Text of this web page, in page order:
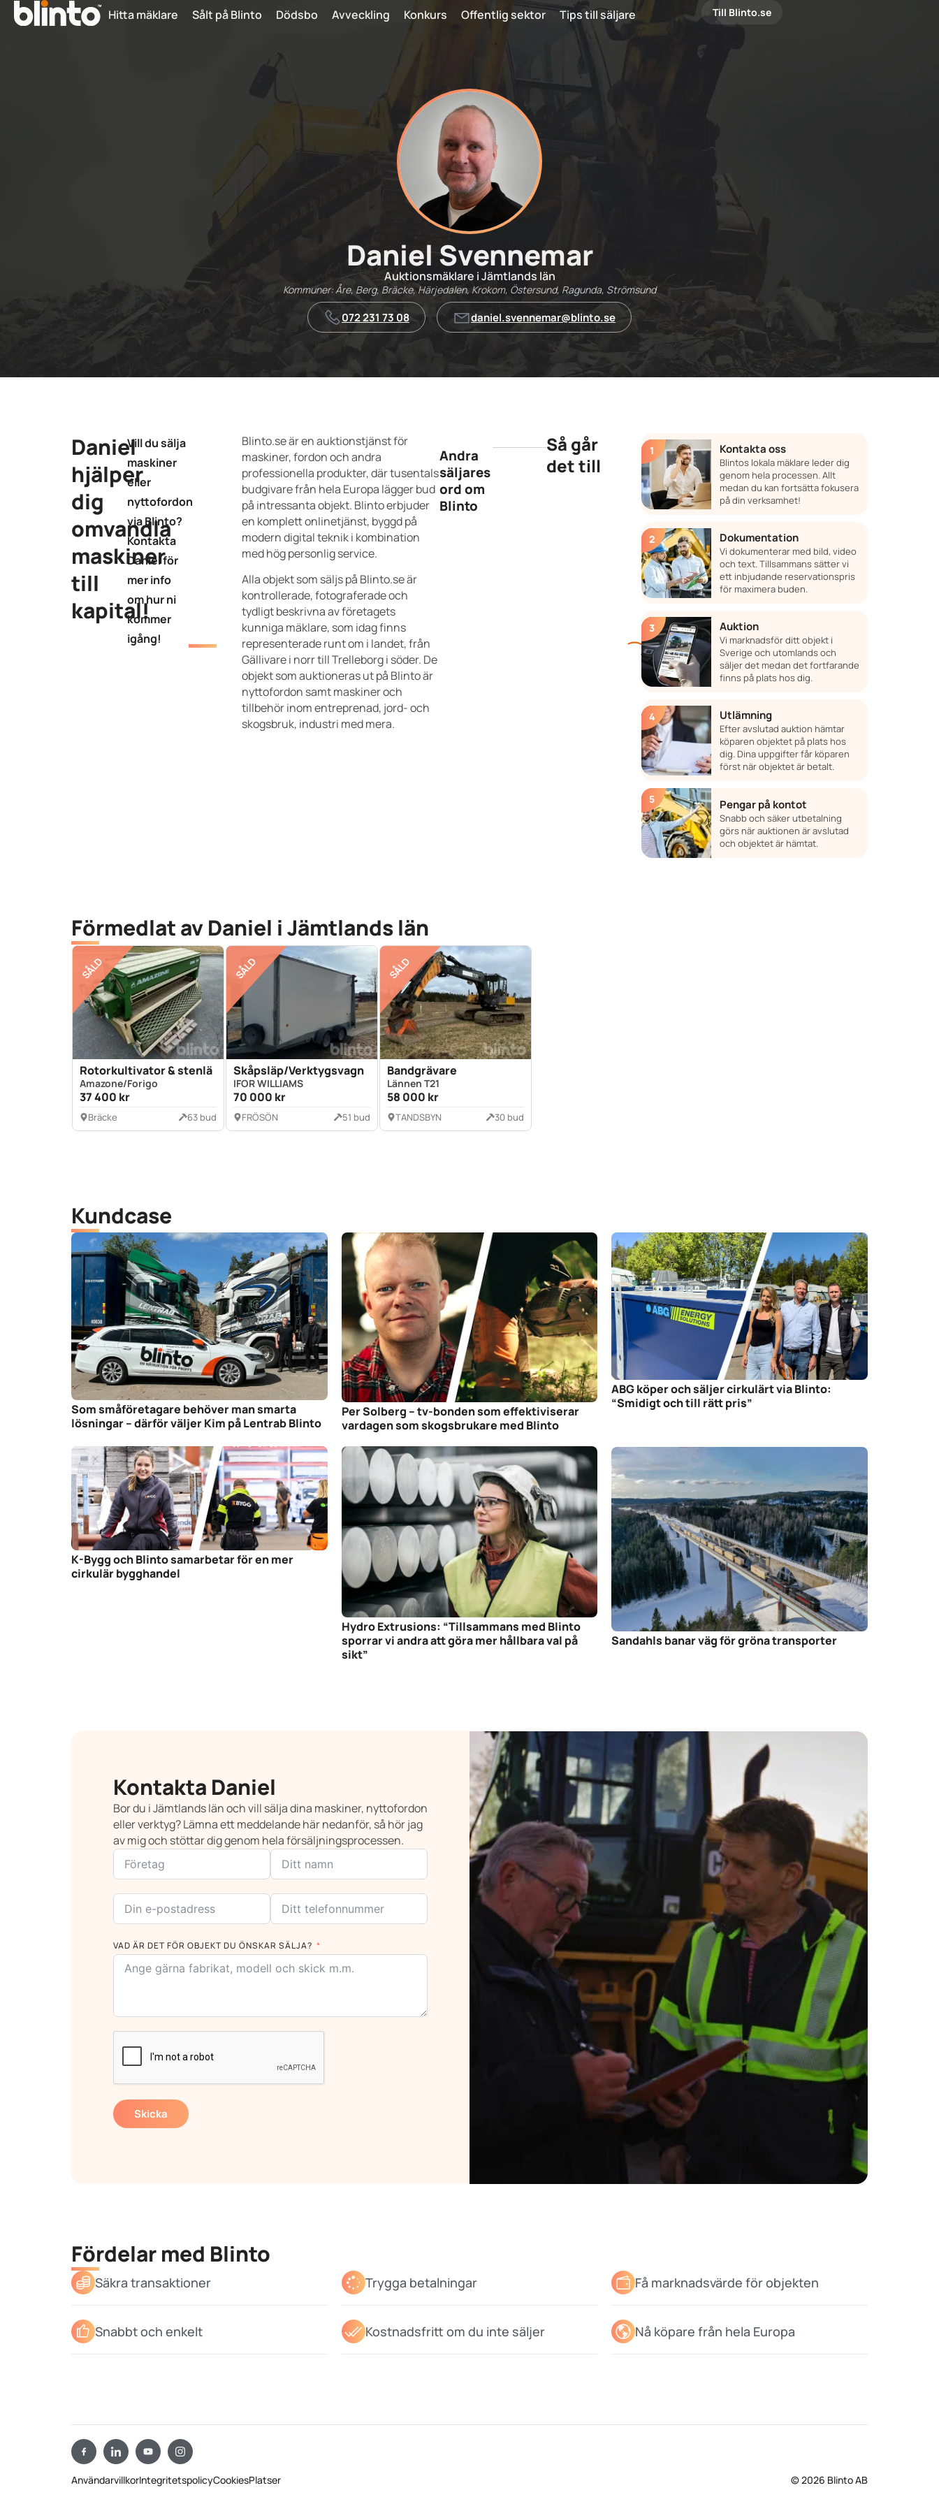
Hitta mäklare Sålt på Blinto Dödsbo Avveckling Konkurs Offentlig sektor Tips till säljare Till Blinto.se
Daniel Svennemar
Auktionsmäklare i Jämtlands län
Kommuner: Åre, Berg, Bräcke, Härjedalen, Krokom, Östersund, Ragunda, Strömsund
072 231 73 08 daniel.svennemar@blinto.se
Daniel
hjälper
dig
omvandla
maskiner
till
kapital!
Vill du sälja
maskiner
eller
nyttofordon
via Blinto?
Kontakta
Daniel för
mer info
om hur ni
kommer
igång!
Blinto.se är en auktionstjänst för
maskiner, fordon och andra
professionella produkter, där tusentals
budgivare från hela Europa lägger bud
på intressanta objekt. Blinto erbjuder
en komplett onlinetjänst, byggd på
modern digital teknik i kombination
med hög personlig service.
Alla objekt som säljs på Blinto.se är
kontrollerade, fotograferade och
tydligt beskrivna av företagets
kunniga mäklare, som idag finns
representerade runt om i landet, från
Gällivare i norr till Trelleborg i söder. De
objekt som auktioneras ut på Blinto är
nyttofordon samt maskiner och
tillbehör inom entreprenad, jord- och
skogsbruk, industri med mera.
Andra
säljares
ord om
Blinto
Så går
det till
Kontakta oss
Blintos lokala mäklare leder dig
genom hela processen. Allt
medan du kan fortsätta fokusera
på din verksamhet!
Dokumentation
Vi dokumenterar med bild, video
och text. Tillsammans sätter vi
ett inbjudande reservationspris
för maximera buden.
Auktion
Vi marknadsför ditt objekt i
Sverige och utomlands och
säljer det medan det fortfarande
finns på plats hos dig.
Utlämning
Efter avslutad auktion hämtar
köparen objektet på plats hos
dig. Dina uppgifter får köparen
först när objektet är betalt.
Pengar på kontot
Snabb och säker utbetalning
görs när auktionen är avslutad
och objektet är hämtat.
Förmedlat av Daniel i Jämtlands län
SÅLD
Rotorkultivator & stenläggare
Amazone/Forigo
37 400 kr
Bräcke 63 bud
SÅLD
Skåpsläp/Verktygsvagn
IFOR WILLIAMS
70 000 kr
FRÖSÖN 51 bud
SÅLD
Bandgrävare
Lännen T21
58 000 kr
TANDSBYN 30 bud
Kundcase
Som småföretagare behöver man smarta
lösningar – därför väljer Kim på Lentrab Blinto
Per Solberg – tv-bonden som effektiviserar
vardagen som skogsbrukare med Blinto
ABG köper och säljer cirkulärt via Blinto:
“Smidigt och till rätt pris”
K-Bygg och Blinto samarbetar för en mer
cirkulär bygghandel
Hydro Extrusions: “Tillsammans med Blinto
sporrar vi andra att göra mer hållbara val på
sikt”
Sandahls banar väg för gröna transporter
Kontakta Daniel
Bor du i Jämtlands län och vill sälja dina maskiner, nyttofordon
eller verktyg? Lämna ett meddelande här nedanför, så hör jag
av mig och stöttar dig genom hela försäljningsprocessen.
VAD ÄR DET FÖR OBJEKT DU ÖNSKAR SÄLJA?
Skicka
Fördelar med Blinto
Säkra transaktioner Trygga betalningar Få marknadsvärde för objekten
Snabbt och enkelt Kostnadsfritt om du inte säljer Nå köpare från hela Europa
AnvändarvillkorIntegritetspolicyCookiesPlatser © 2026 Blinto AB